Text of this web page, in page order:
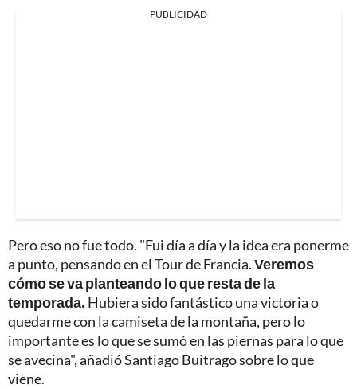
PUBLICIDAD
Pero eso no fue todo. "Fui día a día y la idea era ponerme
a punto, pensando en el Tour de Francia.Veremos
cómo se va planteando lo que resta de la
temporada. Hubiera sido fantástico una victoria o
quedarme con la camiseta de la montaña, pero lo
importante es lo que se sumó en las piernas para lo que
se avecina", añadió Santiago Buitrago sobre lo que
viene.